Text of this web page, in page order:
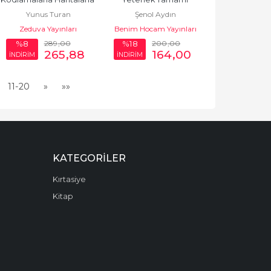
Coğrafya Özeti Cep
Kitabı
Yunus Turan
Zeduva Yayınları
%8
İNDİRİM
289,00
265,88
Çözümlü 15 Branş
Denemesi
Şenol Aydın
Benim Hocam Yayınları
%18
İNDİRİM
200,00
164,00
11-20 » »»
KATEGORILER
Kırtasiye
Kitap